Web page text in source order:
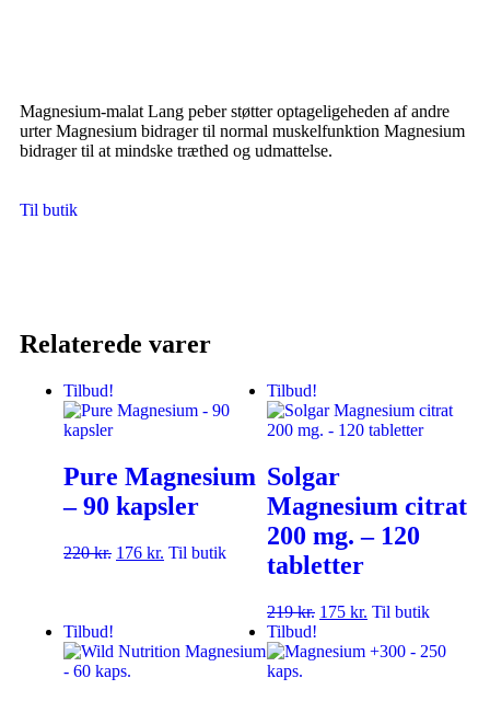
Magnesium-malat Lang peber støtter optageligeheden af andre
urter Magnesium bidrager til normal muskelfunktion Magnesium
bidrager til at mindske træthed og udmattelse.
Til butik
Relaterede varer
Tilbud!
Pure Magnesium
– 90 kapsler
220kr. 176 kr. Til butik
Tilbud!
Solgar
Magnesium citrat
200 mg. – 120
tabletter
219kr. 175 kr. Til butik
Tilbud!
Tilbud!